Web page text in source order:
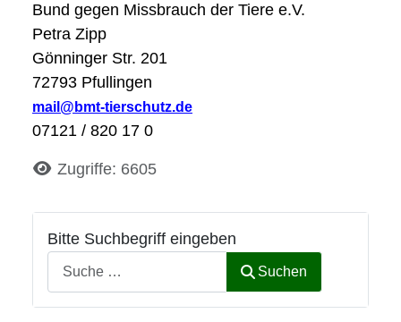
Bitte Suchbegriff eingeben
Suchen
Bund gegen Missbrauch der Tiere e.V.
Petra Zipp
Gönninger Str. 201
72793 Pfullingen
mail@bmt-tierschutz.de
07121 / 820 17 0
DetailsZugriffe: 6605